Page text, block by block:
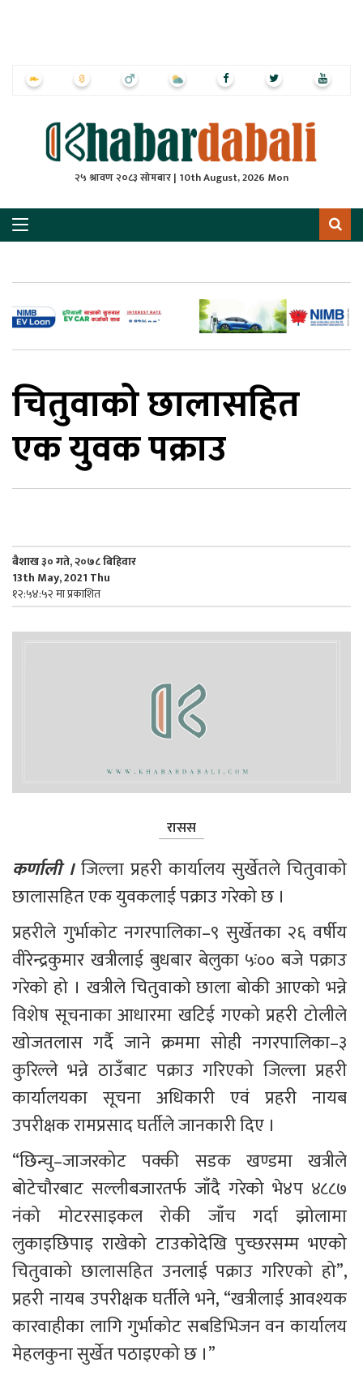
२५ श्रावण २०८३ सोमबार | 10th August, 2026 Mon
चितुवाको छालासहित
एक युवक पक्राउ
बैशाख ३० गते, २०७८ बिहिवार
13th May, 2021 Thu
१२:५४:५२ मा प्रकाशित
रासस
कर्णाली । जिल्ला प्रहरी कार्यालय सुर्खेतले चितुवाको
छालासहित एक युवकलाई पक्राउ गरेको छ ।
प्रहरीले गुर्भाकोट नगरपालिका–९ सुर्खेतका २६ वर्षीय
वीरेन्द्रकुमार खत्रीलाई बुधबार बेलुका ५ः०० बजे पक्राउ
गरेको हो । खत्रीले चितुवाको छाला बोकी आएको भन्ने
विशेष सूचनाका आधारमा खटिई गएको प्रहरी टोलीले
खोजतलास गर्दै जाने क्रममा सोही नगरपालिका–३
कुरिल्ले भन्ने ठाउँबाट पक्राउ गरिएको जिल्ला प्रहरी
कार्यालयका सूचना अधिकारी एवं प्रहरी नायब
उपरीक्षक रामप्रसाद घर्तीले जानकारी दिए ।
“छिन्चु–जाजरकोट पक्की सडक खण्डमा खत्रीले
बोटेचौरबाट सल्लीबजारतर्फ जाँदै गरेको भे४प ४८८७
नंको मोटरसाइकल रोकी जाँच गर्दा झोलामा
लुकाइछिपाइ राखेको टाउकोदेखि पुच्छरसम्म भएको
चितुवाको छालासहित उनलाई पक्राउ गरिएको हो”,
प्रहरी नायब उपरीक्षक घर्तीले भने, “खत्रीलाई आवश्यक
कारवाहीका लागि गुर्भाकोट सबडिभिजन वन कार्यालय
मेहलकुना सुर्खेत पठाइएको छ ।”